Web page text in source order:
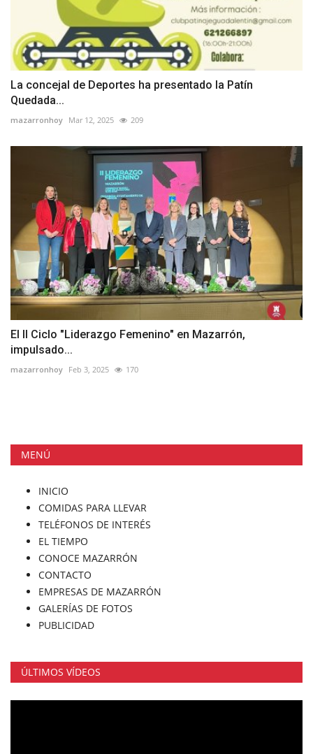
La concejal de Deportes ha presentado la Patín
Quedada...
mazarronhoy Mar 12, 2025 209
El II Ciclo "Liderazgo Femenino" en Mazarrón,
impulsado...
mazarronhoy Feb 3, 2025 170
MENÚ
INICIO
COMIDAS PARA LLEVAR
TELÉFONOS DE INTERÉS
EL TIEMPO
CONOCE MAZARRÓN
CONTACTO
EMPRESAS DE MAZARRÓN
GALERÍAS DE FOTOS
PUBLICIDAD
ÚLTIMOS VÍDEOS